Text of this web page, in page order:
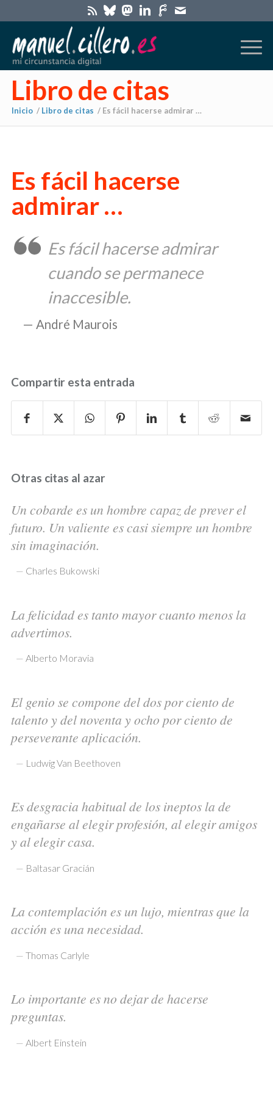
Libro de citas
Inicio / Libro de citas / Es fácil hacerse admirar …
Es fácil hacerse
admirar …
André Maurois
Es fácil hacerse admirar
cuando se permanece
inaccesible.
Compartir esta entrada
Otras citas al azar
Un cobarde es un hombre capaz de prever el
futuro. Un valiente es casi siempre un hombre
sin imaginación.
— Charles Bukowski
La felicidad es tanto mayor cuanto menos la
advertimos.
— Alberto Moravia
El genio se compone del dos por ciento de
talento y del noventa y ocho por ciento de
perseverante aplicación.
— Ludwig Van Beethoven
Es desgracia habitual de los ineptos la de
engañarse al elegir profesión, al elegir amigos
y al elegir casa.
— Baltasar Gracián
La contemplación es un lujo, mientras que la
acción es una necesidad.
— Thomas Carlyle
Lo importante es no dejar de hacerse
preguntas.
— Albert Einstein